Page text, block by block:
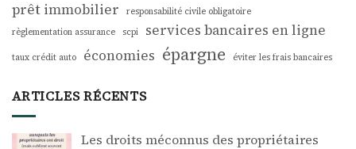
prêt immobilier
responsabilité civile obligatoire
règlementation assurance
scpi services bancaires en ligne
taux crédit auto économies épargne éviter les frais bancaires
ARTICLES RÉCENTS
Les droits méconnus des propriétaires